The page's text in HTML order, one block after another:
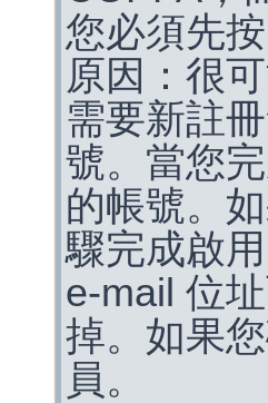
您必須先
原因：很
需要新註
號。當您
的帳號。
驟完成啟
e-mail 位
掉。如果
員。